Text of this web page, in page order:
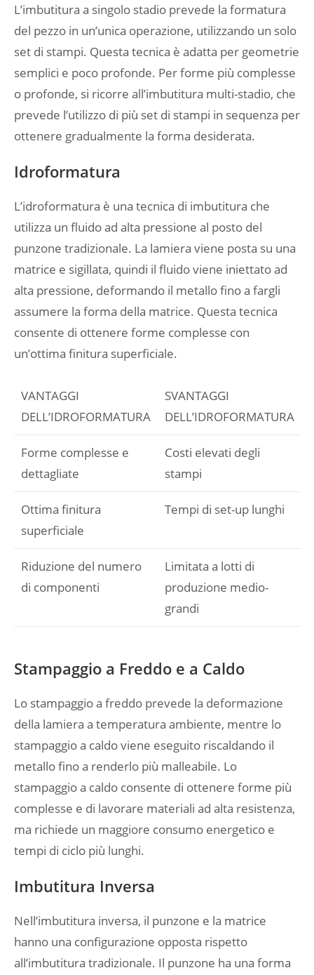
L’imbutitura a singolo stadio prevede la formatura
del pezzo in un’unica operazione, utilizzando un solo
set di stampi. Questa tecnica è adatta per geometrie
semplici e poco profonde. Per forme più complesse
o profonde, si ricorre all’imbutitura multi-stadio, che
prevede l’utilizzo di più set di stampi in sequenza per
ottenere gradualmente la forma desiderata.
Idroformatura
L’idroformatura è una tecnica di imbutitura che
utilizza un fluido ad alta pressione al posto del
punzone tradizionale. La lamiera viene posta su una
matrice e sigillata, quindi il fluido viene iniettato ad
alta pressione, deformando il metallo fino a fargli
assumere la forma della matrice. Questa tecnica
consente di ottenere forme complesse con
un’ottima finitura superficiale.
VANTAGGI
DELL’IDROFORMATURA
SVANTAGGI
DELL’IDROFORMATURA
Forme complesse e
dettagliate
Costi elevati degli
stampi
Ottima finitura
superficiale
Tempi di set-up lunghi
Riduzione del numero
di componenti
Limitata a lotti di
produzione medio-
grandi
Stampaggio a Freddo e a Caldo
Lo stampaggio a freddo prevede la deformazione
della lamiera a temperatura ambiente, mentre lo
stampaggio a caldo viene eseguito riscaldando il
metallo fino a renderlo più malleabile. Lo
stampaggio a caldo consente di ottenere forme più
complesse e di lavorare materiali ad alta resistenza,
ma richiede un maggiore consumo energetico e
tempi di ciclo più lunghi.
Imbutitura Inversa
Nell’imbutitura inversa, il punzone e la matrice
hanno una configurazione opposta rispetto
all’imbutitura tradizionale. Il punzone ha una forma